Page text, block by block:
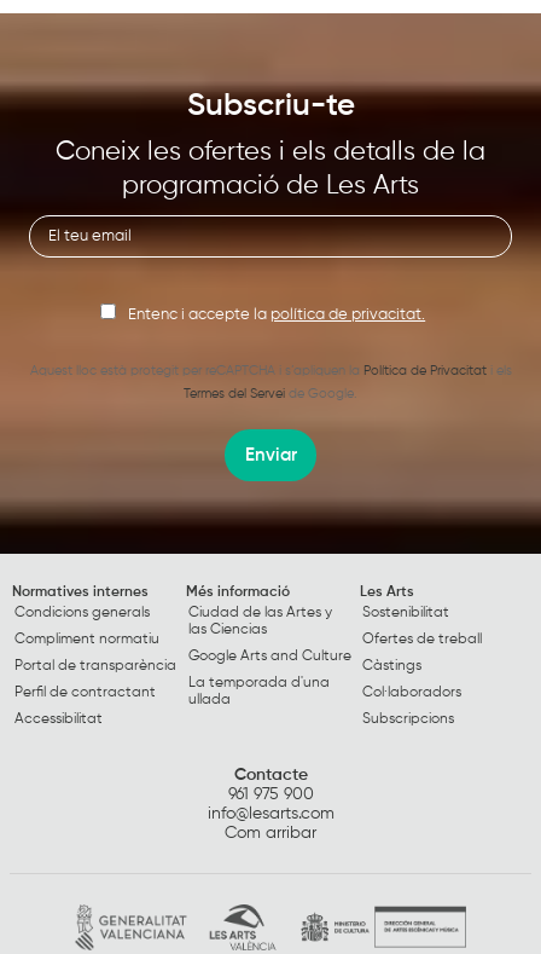
Subscriu-te
Coneix les ofertes i els detalls de la
programació de Les Arts
Entenc i accepte la política de privacitat.
Aquest lloc està protegit per reCAPTCHA i s’apliquen la Política de Privacitati els
Termes del Servei de Google.
Enviar
Normatives internes
Condicions generals
Compliment normatiu
Portal de transparència
Perfil de contractant
Accessibilitat
Més informació
Ciudad de las Artes y
las Ciencias
Google Arts and Culture
La temporada d'una
ullada
Les Arts
Sostenibilitat
Ofertes de treball
Càstings
Col·laboradors
Subscripcions
Contacte
961 975 900
info@lesarts.com
Com arribar